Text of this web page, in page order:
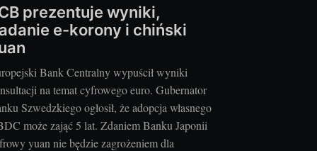
prezentuje wyniki,
e-korony i chiński
Bank Centralny wypuścił wyniki
na temat cyfrowego euro. Gubernator
Szwedzkiego ogłosił, że adopcja własnego
może zająć 5 lat. Zdaniem Banku Japonii
yuan nie będzie zagrożeniem dla